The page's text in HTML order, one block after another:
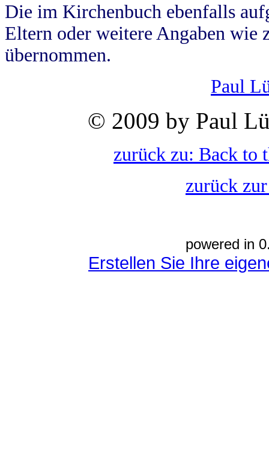
Die im Kirchenbuch ebenfalls
Eltern oder weitere Angaben wie
übernommen.
Paul
© 2009 by Paul
zurück zu: Back to
zurück
powered in
Erstellen Sie Ihre